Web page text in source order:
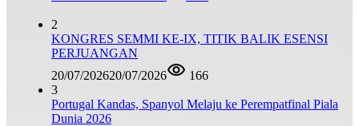
2
KONGRES SEMMI KE-IX, TITIK BALIK ESENSI
PERJUANGAN
20/07/202620/07/2026
166
3
Portugal Kandas, Spanyol Melaju ke Perempatfinal Piala
Dunia 2026